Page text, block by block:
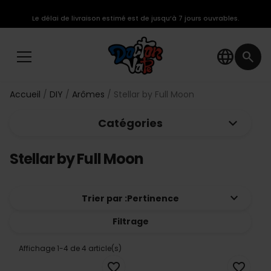
language search
Le délai de livraison estimé est de jusqu’à 7 jours ouvrables.
Accueil DIY Arômes Stellar by Full Moon
Catégories keyboard_arrow_down
Stellar by Full Moon
Trier par :Pertinence keyboard_arrow_down
Filtrage
Affichage 1-4 de 4 article(s)
favorite_border favorite_border